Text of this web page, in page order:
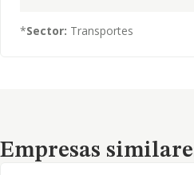
*Sector: Transportes
Empresas similares
Empresas